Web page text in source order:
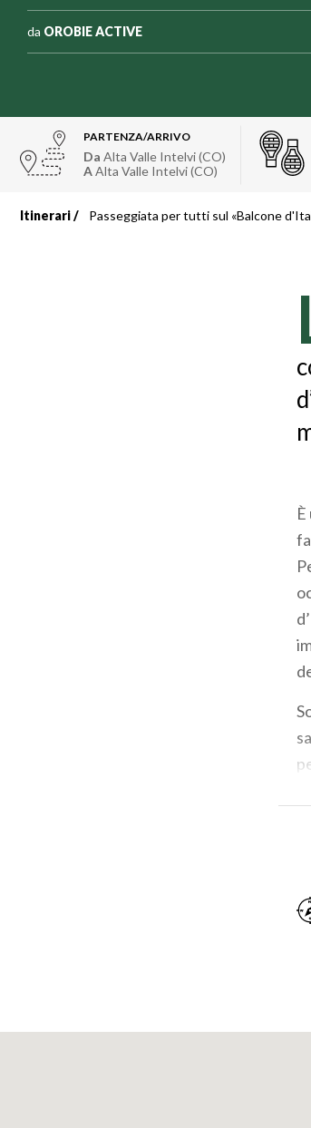
da OROBIE ACTIVE
PARTENZA/ARRIVO
Da Alta Valle Intelvi (CO)
AAlta Valle Intelvi (CO)
Briciole
Itinerari Passeggiata per tutti sul «Balcone